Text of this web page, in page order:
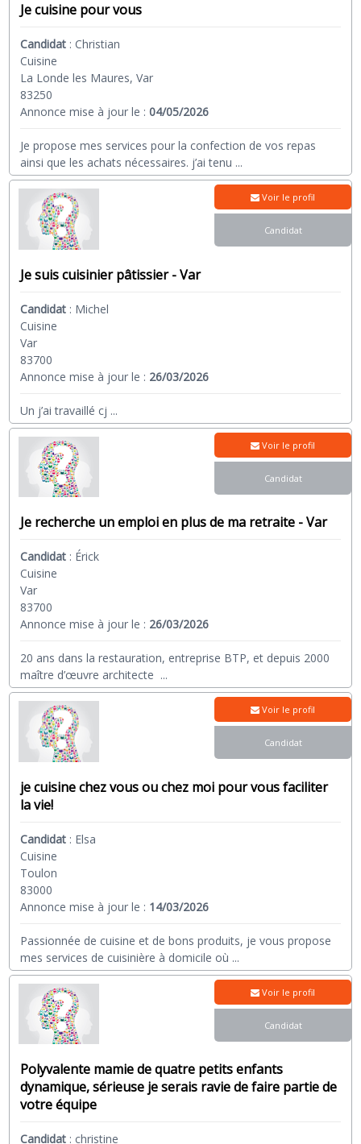
Je cuisine pour vous
Candidat : Christian
Cuisine
La Londe les Maures, Var
83250
Annonce mise à jour le :04/05/2026
Je propose mes services pour la confection de vos repas
ainsi que les achats nécessaires. j’ai tenu ...
Je suis cuisinier pâtissier - Var
Candidat : Michel
Cuisine
Var
83700
Annonce mise à jour le : 26/03/2026
Un j’ai travaillé cj ...
Voir le profil
Candidat
Je recherche un emploi en plus de ma retraite - Var
Candidat : Érick
Cuisine
Var
83700
Annonce mise à jour le : 26/03/2026
20 ans dans la restauration, entreprise BTP, et depuis 2000
maître d’œuvre architecte ...
Voir le profil
Candidat
je cuisine chez vous ou chez moi pour vous faciliter
la vie!
Candidat : Elsa
Cuisine
Toulon
83000
Annonce mise à jour le : 14/03/2026
Passionnée de cuisine et de bons produits, je vous propose
mes services de cuisinière à domicile où ...
Voir le profil
Candidat
Polyvalente mamie de quatre petits enfants
dynamique, sérieuse je serais ravie de faire partie de
votre équipe
Candidat : christine
Voir le profil
Candidat